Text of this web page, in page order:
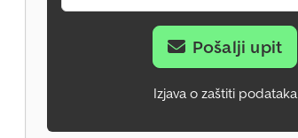
Pošalji upit
Izjava o zaštiti podataka